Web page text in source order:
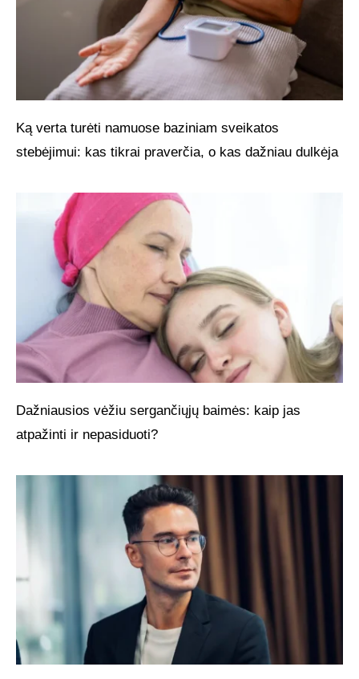
Ką verta turėti namuose baziniam sveikatos
stebėjimui: kas tikrai praverčia, o kas dažniau dulkėja
Dažniausios vėžiu sergančiųjų baimės: kaip jas
atpažinti ir nepasiduoti?